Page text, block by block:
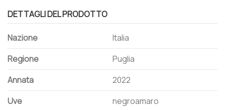
DETTAGLI DEL PRODOTTO
Nazione
Italia
Regione
Puglia
Annata
2022
Uve
negroamaro